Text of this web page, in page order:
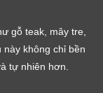
gỗ teak, mây tre,
không chỉ bền
tự nhiên hơn.